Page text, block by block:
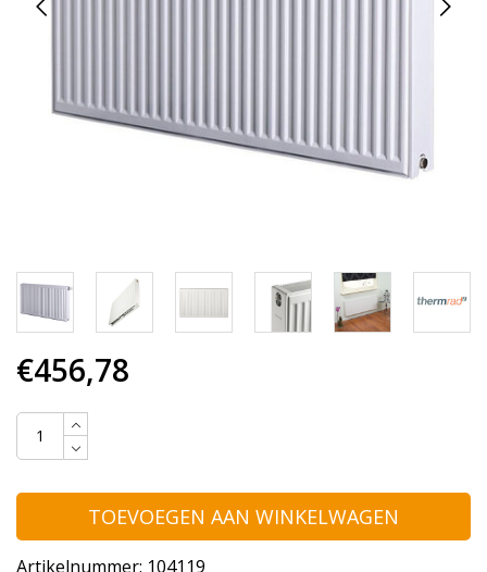
€456,78
TOEVOEGEN AAN WINKELWAGEN
Artikelnummer: 104119